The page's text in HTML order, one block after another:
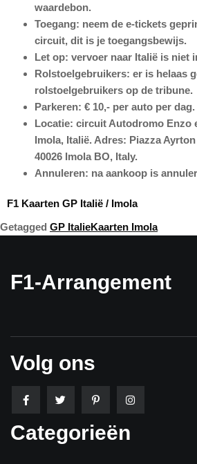
waardebon.
Toegang: neem de e-tickets
circuit, dit is je toegangsbewijs.
Let op: vervoer naar Italië is niet
Rolstoelgebruikers: er is helaas
rolstoelgebruikers op de tribune.
Parkeren: € 10,- per auto per dag.
Locatie: circuit Autodromo Enzo
Imola, Italië. Adres: Piazza
40026 Imola BO, Italy.
Annuleren: na aankoop is
F1 Kaarten GP Italië / Imola
Getagged GP ItalieKaarten Imola
F1-Arrangement
Volg ons
Categorieën